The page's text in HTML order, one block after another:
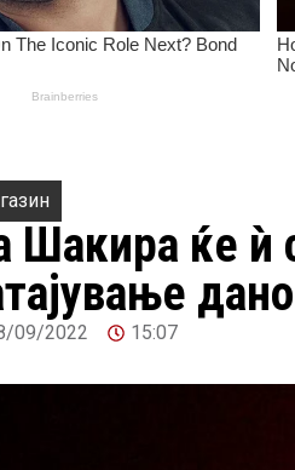
Шакира ќе ѝ
09/2022 15:07